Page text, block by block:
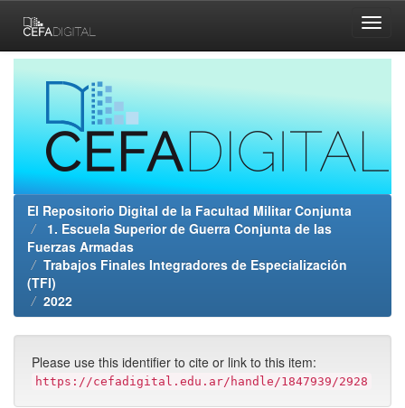
navigation
El Repositorio Digital de la Facultad Militar Conjunta
1. Escuela Superior de Guerra Conjunta de las
Fuerzas Armadas
Trabajos Finales Integradores de Especialización
(TFI)
2022
Please use this identifier to cite or link to this item:
https://cefadigital.edu.ar/handle/1847939/2928